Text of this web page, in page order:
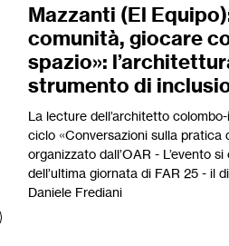
Mazzanti (El
comunità, giocare
spazio»:
strumento di
La lecture dell’architetto
ciclo «Conversazioni sulla pratica
organizzato dall’OAR - L’evento
dell’ultima giornata di FAR 25 - il
Daniele Frediani